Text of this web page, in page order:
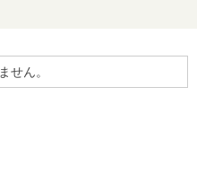
せん。